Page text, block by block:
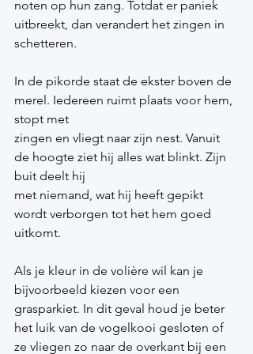
noten op hun zang. Totdat er paniek
uitbreekt, dan verandert het zingen in
schetteren.
In de pikorde staat de ekster boven de
merel. Iedereen ruimt plaats voor hem,
stopt met
zingen en vliegt naar zijn nest. Vanuit
de hoogte ziet hij alles wat blinkt. Zijn
buit deelt hij
met niemand, wat hij heeft gepikt
wordt verborgen tot het hem goed
uitkomt.
Als je kleur in de volière wil kan je
bijvoorbeeld kiezen voor een
grasparkiet. In dit geval houd je beter
het luik van de vogelkooi gesloten of
ze vliegen zo naar de overkant bij een